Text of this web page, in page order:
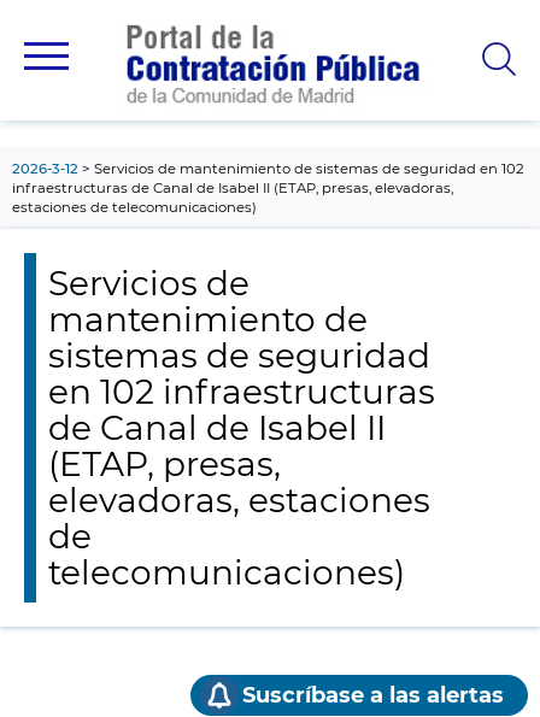
principal
2026-3-12
Servicios de mantenimiento de sistemas de seguridad en 102
infraestructuras de Canal de Isabel II (ETAP, presas, elevadoras,
estaciones de telecomunicaciones)
Servicios de
mantenimiento de
sistemas de seguridad
en 102 infraestructuras
de Canal de Isabel II
(ETAP, presas,
elevadoras, estaciones
de
telecomunicaciones)
Suscríbase a las alertas